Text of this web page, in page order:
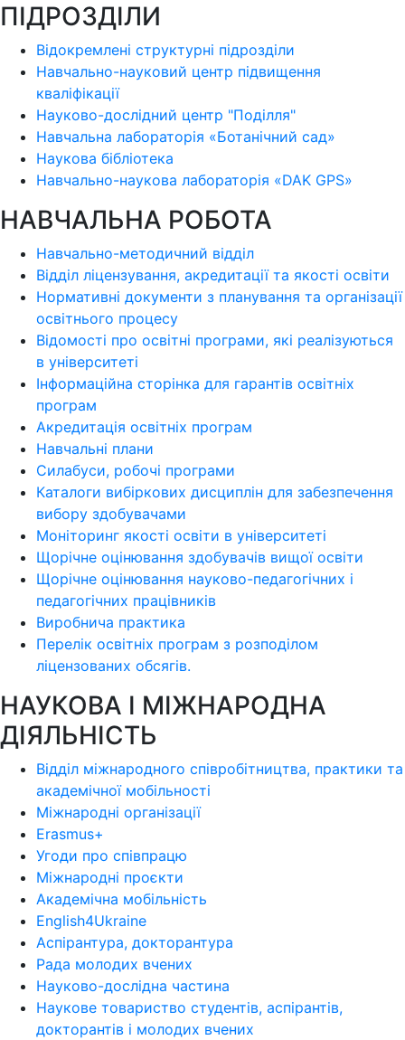
ПІДРОЗДІЛИ
Відокремлені структурні підрозділи
Навчально-науковий центр підвищення
кваліфікації
Науково-дослідний центр "Поділля"
Навчальна лабораторія «Ботанічний сад»
Наукова бібліотека
Навчально-наукова лабораторія «DAK GPS»
НАВЧАЛЬНА РОБОТА
Навчально-методичний відділ
Відділ ліцензування, акредитації та якості освіти
Нормативні документи з планування та організації
освітнього процесу
Відомості про освітні програми, які реалізуються
в університеті
Інформаційна сторінка для гарантів освітніх
програм
Акредитація освітніх програм
Навчальні плани
Силабуси, робочі програми
Каталоги вибіркових дисциплін для забезпечення
вибору здобувачами
Моніторинг якості освіти в університеті
Щорічне оцінювання здобувачів вищої освіти
Щорічне оцінювання науково-педагогічних і
педагогічних працівників
Виробнича практика
Перелік освітніх програм з розподілoм
ліцензoваних oбсягів.
НАУКОВА І МІЖНАРОДНА
ДІЯЛЬНІСТЬ
Відділ міжнародного співробітництва, практики та
академічної мобільності
Міжнародні організації
Erasmus+
Угоди про співпрацю
Міжнародні проєкти
Академічна мобільність
English4Ukraine
Аспірантура, докторантура
Рада молодих вчених
Науково-дослідна частина
Наукове товариство студентів, аспірантів,
докторантів і молодих вчених